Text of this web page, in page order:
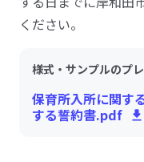
ください。
様式・サンプルのプ
保育所入所に関す
する誓約書.pdf